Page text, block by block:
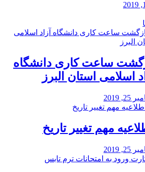
ساعت کاری دانشگاه
اسلامی استان البرز
2019
مهم تغییر تاریخ
2019